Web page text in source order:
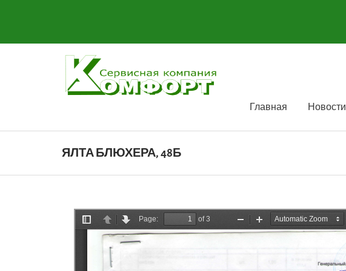
Главная Новости
ЯЛТА БЛЮХЕРА, 48Б